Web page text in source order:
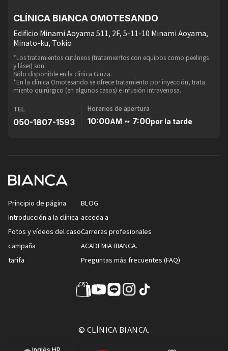
CLÍNICA BIANCA OMOTESANDO
Edificio Minami Aoyama 511, 2F, 5-11-10 Minami Aoyama,
Minato-ku, Tokio
*Los tratamientos cutáneos (tratamientos con equipos como peelings
y láser) son
Sólo disponible en la clínica Ginza.
*En la clínica Omotesando se ofrece tratamiento por inyección, trata
miento quirúrgico (en algunos casos) e infusión intravenosa.
TEL
050-1807-1593
Horarios de apertura
10:00AM ~ 7:00por la tarde
Principio de página
Introducción a la clínica
Fotos y vídeos del caso
campaña
tarifa
BLOG
acceda a
Carreras profesionales
ACADEMIA BIANCA.
Preguntas más frecuentes (FAQ)
© CLÍNICA BIANCA.